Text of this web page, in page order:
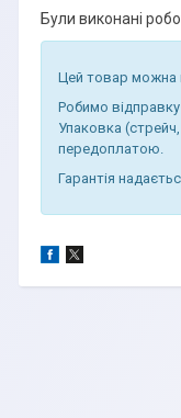
Були виконані
Цей товар можна
Робимо
Упаковка
передоплатою.
Гарантія